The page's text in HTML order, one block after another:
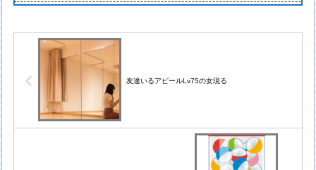
友達いるアピールLv75の女現る